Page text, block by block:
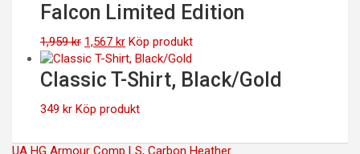
Falcon Limited Edition
1,959kr Det
ursprungliga
priset
var:
1,959 kr.
1,567 krDet
nuvarande
priset
är:
1,567 kr.
Köp produkt
Classic T-Shirt, Black/Gold
349 kr Köp produkt
UA HG Armour Comp LS, Carbon Heather